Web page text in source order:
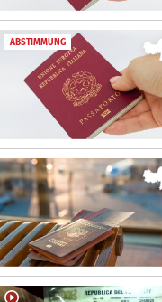
ABSTIMMUNG